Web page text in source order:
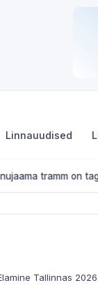
Linnauudised
tagasi: liin 4